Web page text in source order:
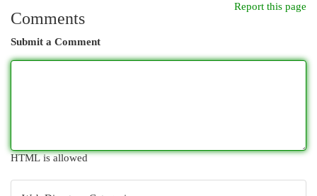
Report this page
Comments
Submit a Comment
HTML is allowed